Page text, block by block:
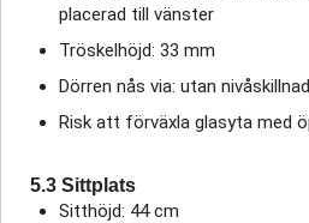
placerad till vänster
Tröskelhöjd: 33 mm
Dörren nås via: utan nivåskillnad
Risk att förväxla glasyta med
5.3 Sittplats
Sitthöjd: 44 cm